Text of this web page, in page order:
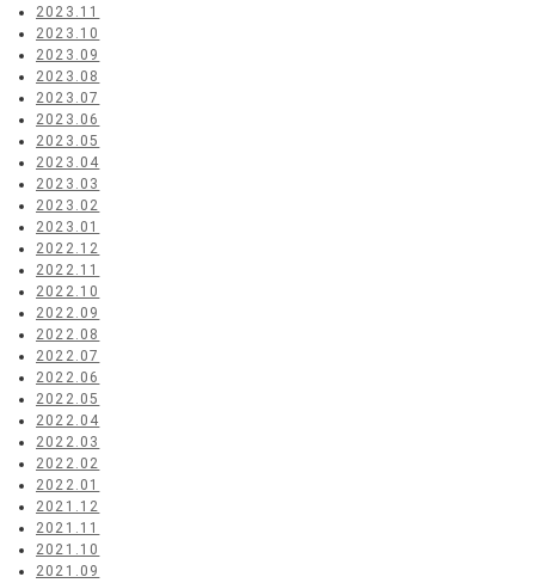
2023.11
2023.10
2023.09
2023.08
2023.07
2023.06
2023.05
2023.04
2023.03
2023.02
2023.01
2022.12
2022.11
2022.10
2022.09
2022.08
2022.07
2022.06
2022.05
2022.04
2022.03
2022.02
2022.01
2021.12
2021.11
2021.10
2021.09